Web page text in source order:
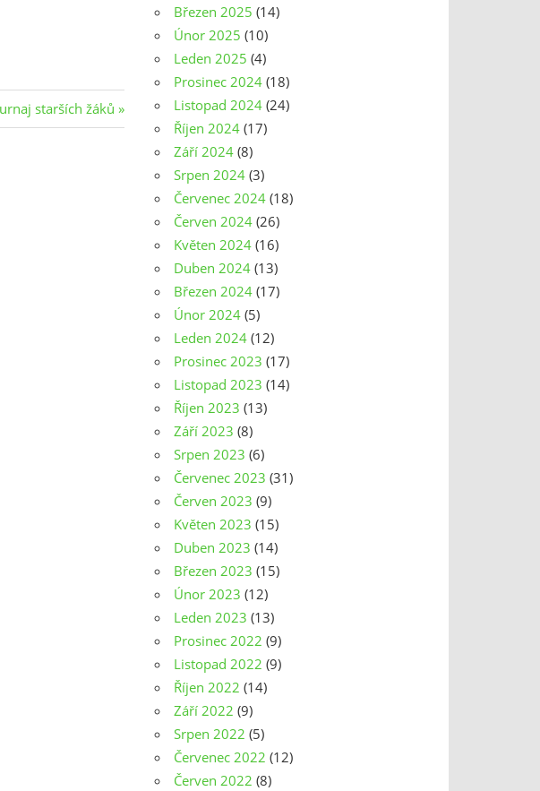
starších žáků
Březen 2025 (14)
Únor 2025 (10)
Leden 2025 (4)
Prosinec 2024 (18)
Listopad 2024 (24)
Říjen 2024 (17)
Září 2024 (8)
Srpen 2024 (3)
Červenec 2024 (18)
Červen 2024 (26)
Květen 2024 (16)
Duben 2024 (13)
Březen 2024 (17)
Únor 2024 (5)
Leden 2024 (12)
Prosinec 2023 (17)
Listopad 2023 (14)
Říjen 2023 (13)
Září 2023 (8)
Srpen 2023 (6)
Červenec 2023 (31)
Červen 2023 (9)
Květen 2023 (15)
Duben 2023 (14)
Březen 2023 (15)
Únor 2023 (12)
Leden 2023 (13)
Prosinec 2022 (9)
Listopad 2022 (9)
Říjen 2022 (14)
Září 2022 (9)
Srpen 2022 (5)
Červenec 2022 (12)
Červen 2022 (8)